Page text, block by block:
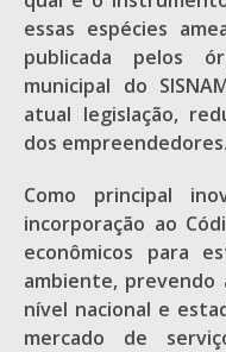
essas espécies
publicada pelos
municipal do
atual legislação,
dos empreendedores.
Como principal
incorporação ao
econômicos para
ambiente, prevendo
nível nacional e
mercado de